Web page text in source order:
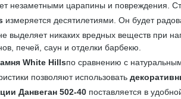
незаметными царапины и повреждения.
измеряется десятилетиями. Он будет
выделяет никаких вредных веществ при
печей, саун и отделки барбекю.
White Hillsпо сравнению с
позволяют использовать
Данвеган 502-40 поставляется в